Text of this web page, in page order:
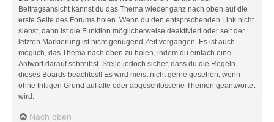
Beitragsansicht kannst du das Thema wieder ganz nach oben auf die
erste Seite des Forums holen. Wenn du den entsprechenden Link nicht
siehst, dann ist die Funktion möglicherweise deaktiviert oder seit der
letzten Markierung ist nicht genügend Zeit vergangen. Es ist auch
möglich, das Thema nach oben zu holen, indem du einfach eine
Antwort darauf schreibst. Stelle jedoch sicher, dass du die Regeln
dieses Boards beachtest! Es wird meist nicht gerne gesehen, wenn
ohne triftigen Grund auf alte oder abgeschlossene Themen geantwortet
wird.
Nach oben